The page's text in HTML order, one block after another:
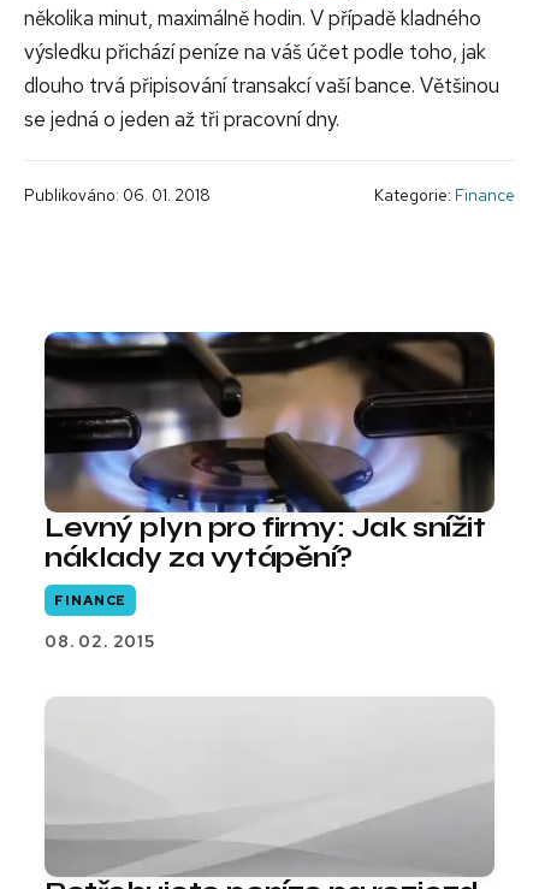
několika minut, maximálně hodin. V případě kladného
výsledku přichází peníze na váš účet podle toho, jak
dlouho trvá připisování transakcí vaší bance. Většinou
se jedná o jeden až tři pracovní dny.
Publikováno: 06. 01. 2018 Kategorie: Finance
Levný plyn pro firmy: Jak snížit
náklady za vytápění?
FINANCE
08. 02. 2015